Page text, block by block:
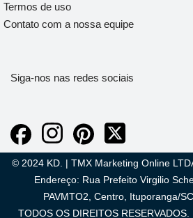
Termos de uso
Contato com a nossa equipe
Siga-nos nas redes sociais
© 2024 KD. | TMX Marketing Online
Endereço: Rua Prefeito Virgilio
PAVMTO2, Centro, Ituporanga/
TODOS OS DIREITOS